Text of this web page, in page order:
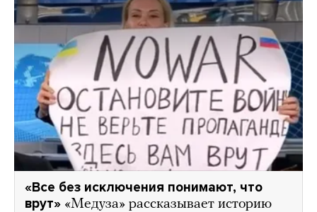
«Все без исключения понимают, что
врут» «Медуза» рассказывает историю